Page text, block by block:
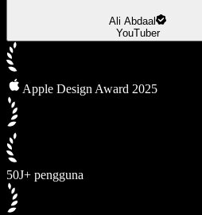
Ali Abdaal
YouTuber
Apple Design Award 2025
50J+ pengguna